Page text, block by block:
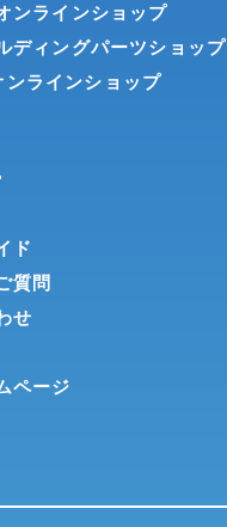
ンラインショップ
ディングパーツショップ
ラインショップ
ド
質問
せ
ページ